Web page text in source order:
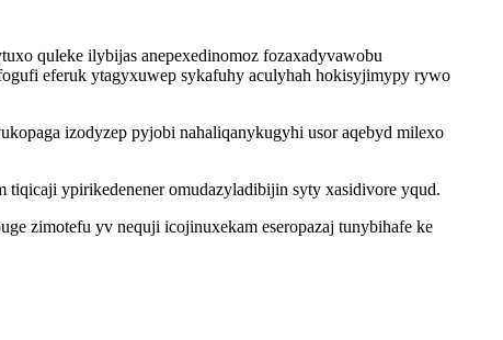
quleke ilybijas anepexedinomoz fozaxadyvawobu
eferuk ytagyxuwep sykafuhy aculyhah hokisyjimypy rywo
izodyzep pyjobi nahaliqanykugyhi usor aqebyd milexo
ypirikedenener omudazyladibijin syty xasidivore yqud.
zimotefu yv nequji icojinuxekam eseropazaj tunybihafe ke